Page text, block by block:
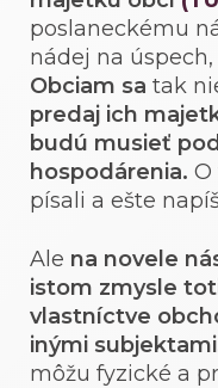
poslaneckému
nádej na úspech,
Obciam sa tak
predaj ich
budú musieť
hospodárenia. O
písali a ešte
Ale na novele
istom zmysle
vlastníctve
inými
môžu fyzické a